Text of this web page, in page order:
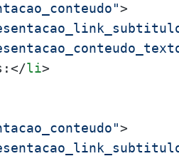
>
</li>
>